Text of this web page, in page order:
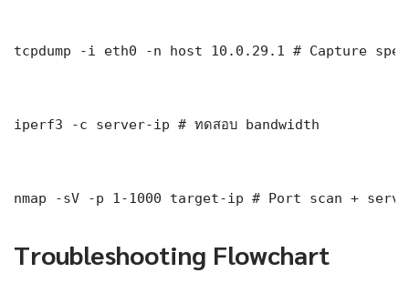
tcpdump -i eth0 -n host 10.0.29.1 # Capture
iperf3 -c server-ip # ทดสอบ bandwidth
nmap -sV -p 1-1000 target-ip # Port scan +
Troubleshooting Flowchart